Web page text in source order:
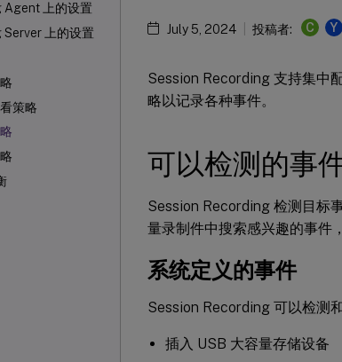
Agent 上的设置
上的设置
策略
July 5, 2024 投稿者: C Y
Session Recording 支持集中
略以记录各种事件。
可以检测的事
Session Recording 检测目标
量录制件中搜索感兴趣的事件
系统定义的事件
Session Recording 可以检测
插入 USB 大容量存储设备